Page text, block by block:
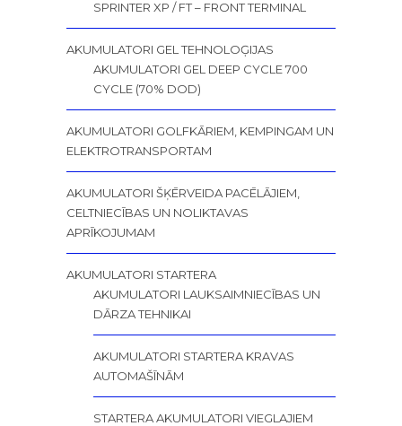
SPRINTER XP / FT – FRONT TERMINAL
AKUMULATORI GEL TEHNOLOĢIJAS
AKUMULATORI GEL DEEP CYCLE 700
CYCLE (70% DOD)
AKUMULATORI GOLFKĀRIEM, KEMPINGAM UN
ELEKTROTRANSPORTAM
AKUMULATORI ŠĶĒRVEIDA PACĒLĀJIEM,
CELTNIECĪBAS UN NOLIKTAVAS
APRĪKOJUMAM
AKUMULATORI STARTERA
AKUMULATORI LAUKSAIMNIECĪBAS UN
DĀRZA TEHNIKAI
AKUMULATORI STARTERA KRAVAS
AUTOMAŠĪNĀM
STARTERA AKUMULATORI VIEGLAJIEM